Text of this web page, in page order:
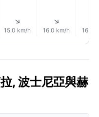
↑
15.0 km/h
↑
16.0 km/h 16.0
, 波士尼亞與赫